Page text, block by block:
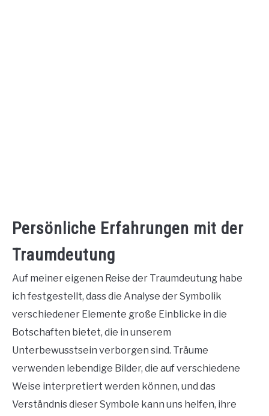
Persönliche Erfahrungen mit der
Traumdeutung
Auf meiner eigenen Reise der Traumdeutung habe
ich festgestellt, dass die Analyse der Symbolik
verschiedener Elemente große Einblicke in die
Botschaften bietet, die in unserem
Unterbewusstsein verborgen sind. Träume
verwenden lebendige Bilder, die auf verschiedene
Weise interpretiert werden können, und das
Verständnis dieser Symbole kann uns helfen, ihre